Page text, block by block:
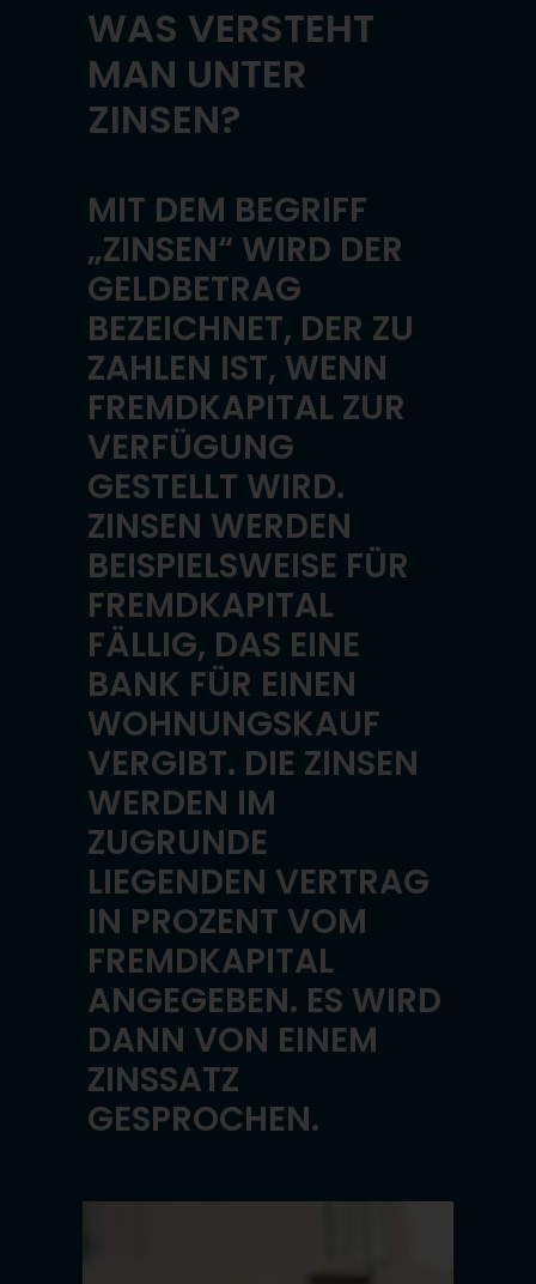
WAS VERSTEHT
MAN UNTER
ZINSEN?
MIT DEM BEGRIFF
„ZINSEN“ WIRD DER
GELDBETRAG
BEZEICHNET, DER ZU
ZAHLEN IST, WENN
FREMDKAPITAL ZUR
VERFÜGUNG
GESTELLT WIRD.
ZINSEN WERDEN
BEISPIELSWEISE FÜR
FREMDKAPITAL
FÄLLIG, DAS EINE
BANK FÜR EINEN
WOHNUNGSKAUF
VERGIBT. DIE ZINSEN
WERDEN IM
ZUGRUNDE
LIEGENDEN VERTRAG
IN PROZENT VOM
FREMDKAPITAL
ANGEGEBEN. ES WIRD
DANN VON EINEM
ZINSSATZ
GESPROCHEN.